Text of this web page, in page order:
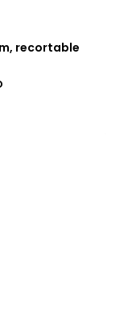
recortable